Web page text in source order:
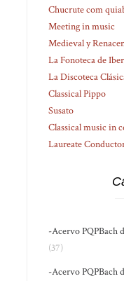
Chucrute com
Meeting in music
Medieval y
La Fonoteca de
La Discoteca
Classical Pippo
Susato
Classical music in
Laureate
-Acervo PQPBach
(37)
-Acervo PQPBach